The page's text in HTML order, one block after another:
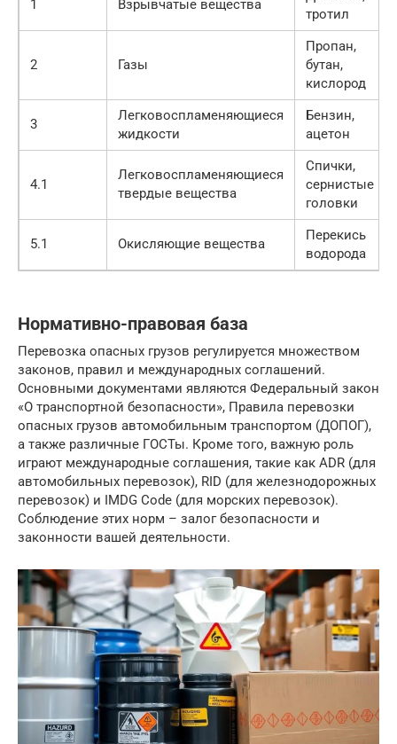
1 Взрывчатые вещества
тротил
2 Газы
Пропан,
бутан,
кислород
3
Легковоспламеняющиеся
жидкости
Бензин,
ацетон
4.1
Легковоспламеняющиеся
твердые вещества
Спички,
сернистые
головки
5.1 Окисляющие вещества
Перекись
водорода
Нормативно-правовая база
Перевозка опасных грузов регулируется множеством
законов, правил и международных соглашений.
Основными документами являются Федеральный закон
«О транспортной безопасности», Правила перевозки
опасных грузов автомобильным транспортом (ДОПОГ),
а также различные ГОСТы. Кроме того, важную роль
играют международные соглашения, такие как ADR (для
автомобильных перевозок), RID (для железнодорожных
перевозок) и IMDG Code (для морских перевозок).
Соблюдение этих норм – залог безопасности и
законности вашей деятельности.